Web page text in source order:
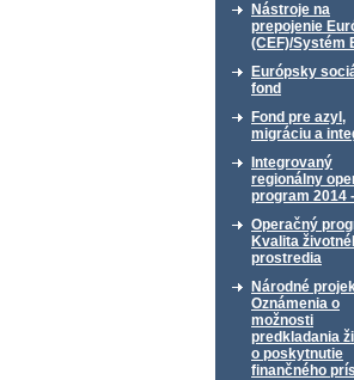
Nástroje na
prepojenie
(CEF)/Systém
Európsky
fond
Fond pre azyl,
migráciu a
Integrovaný
regionálny
program 2014
Operačný
Kvalita
prostredia
Národné
Oznámenia o
možnosti
predkladania
o poskytnutie
finančného